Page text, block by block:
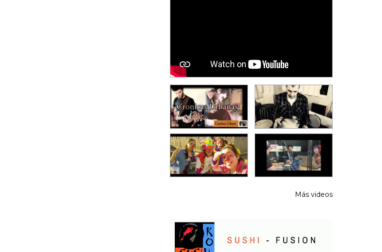
Más videos